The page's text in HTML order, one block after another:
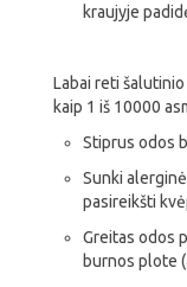
kraujyje
Labai reti
kaip 1 iš 10000
Stiprus odos
Sunki
pasireikšti
Greitas odos
burnos plote